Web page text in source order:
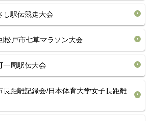
し駅伝競走大会
松戸市七草マラソン大会
一周駅伝大会
長距離記録会/日本体育大学女子長距離